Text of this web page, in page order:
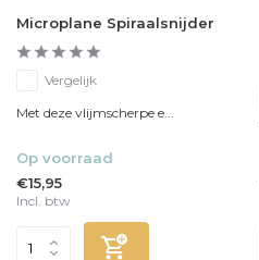
Microplane Spiraalsnijder
Vergelijk
Met deze vlijmscherpe e...
Op voorraad
€15,95
Incl. btw